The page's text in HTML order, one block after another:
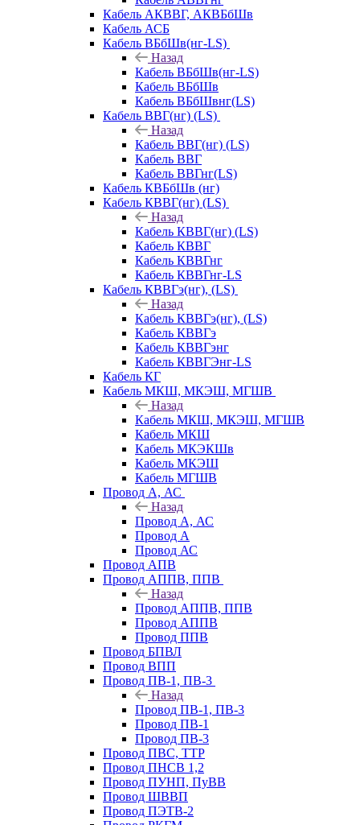
Кабель АКВВГ, АКВБбШв
Кабель АСБ
Кабель ВБбШв(нг-LS)
Назад
Кабель ВБбШв(нг-LS)
Кабель ВБбШв
Кабель ВБбШвнг(LS)
Кабель ВВГ(нг) (LS)
Назад
Кабель ВВГ(нг) (LS)
Кабель ВВГ
Кабель ВВГнг(LS)
Кабель КВБбШв (нг)
Кабель КВВГ(нг) (LS)
Назад
Кабель КВВГ(нг) (LS)
Кабель КВВГ
Кабель КВВГнг
Кабель КВВГнг-LS
Кабель КВВГэ(нг), (LS)
Назад
Кабель КВВГэ(нг), (LS)
Кабель КВВГэ
Кабель КВВГэнг
Кабель КВВГЭнг-LS
Кабель КГ
Кабель МКШ, МКЭШ, МГШВ
Назад
Кабель МКШ, МКЭШ, МГШВ
Кабель МКШ
Кабель МКЭКШв
Кабель МКЭШ
Кабель МГШВ
Провод А, АС
Назад
Провод А, АС
Провод А
Провод АС
Провод АПВ
Провод АППВ, ППВ
Назад
Провод АППВ, ППВ
Провод АППВ
Провод ППВ
Провод БПВЛ
Провод ВПП
Провод ПВ-1, ПВ-3
Назад
Провод ПВ-1, ПВ-3
Провод ПВ-1
Провод ПВ-3
Провод ПВС, ТТР
Провод ПНСВ 1,2
Провод ПУНП, ПуВВ
Провод ШВВП
Провод ПЭТВ-2